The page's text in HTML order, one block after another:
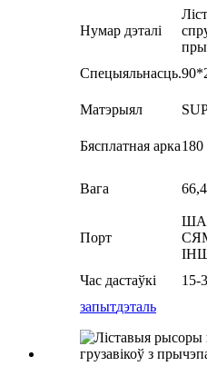
Нумар дэталі
Спецыяльнасць.
Матэрыял
Бясплатная арка180
Вага
Порт
Час дастаўкі 15-
запытдэталь